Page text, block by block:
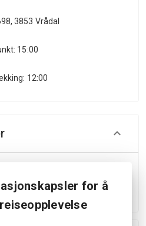
3853 Vrådal
15:00
12:00
din minst 24 timer førfor å